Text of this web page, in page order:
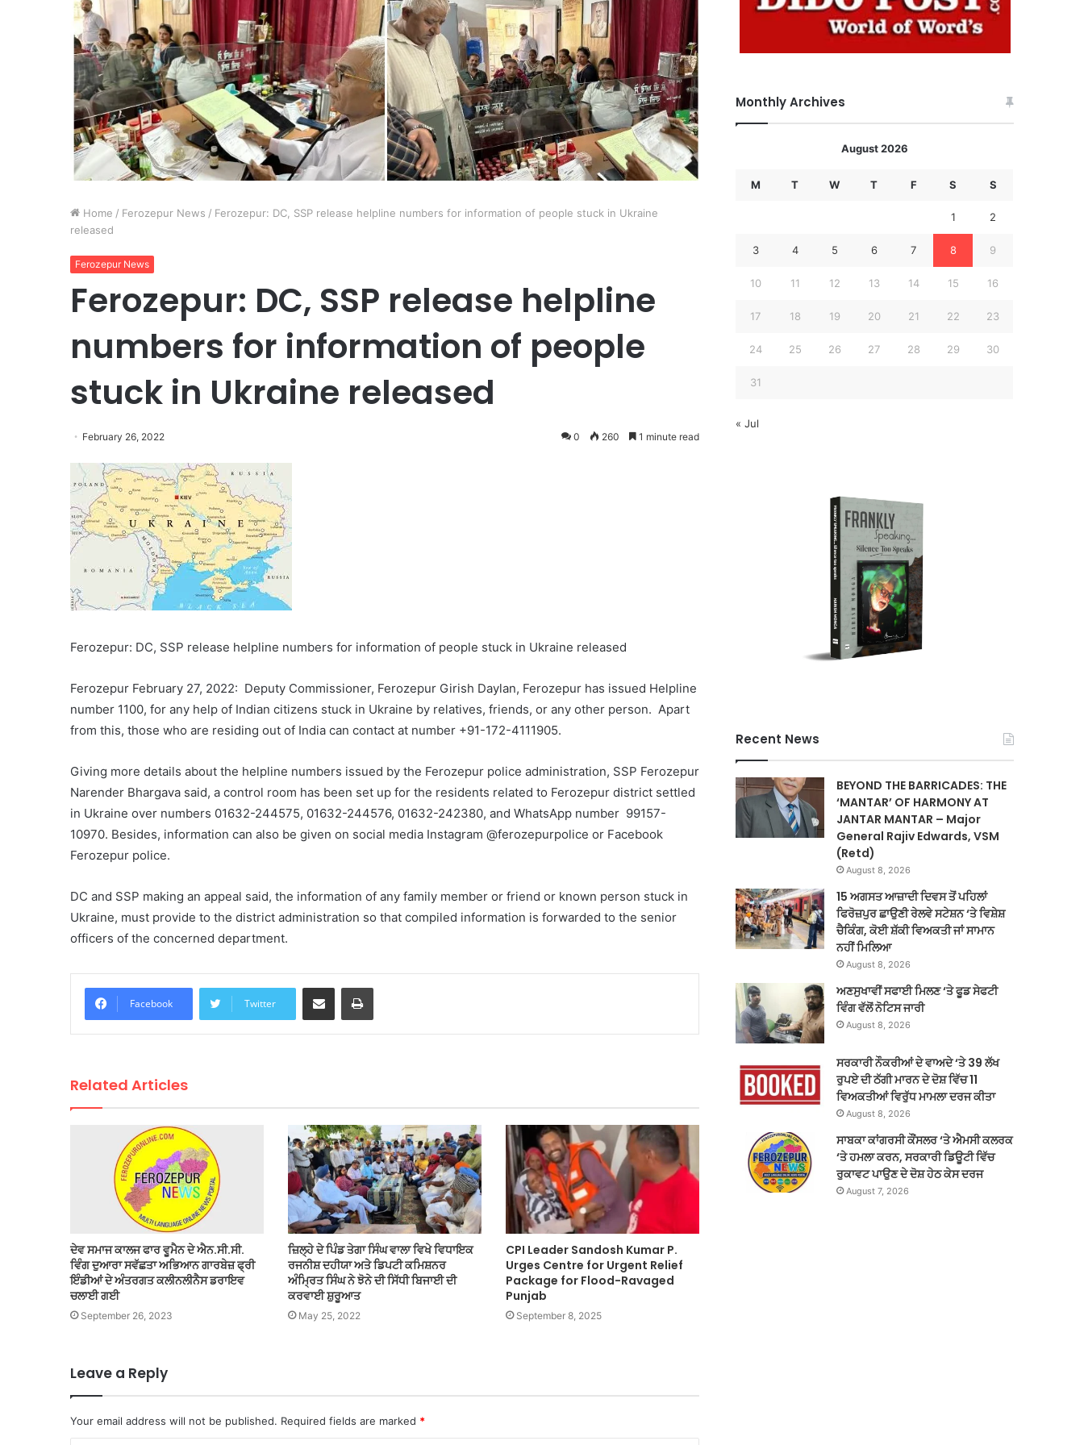
Home / Ferozepur News / Ferozepur: DC, SSP release helpline numbers for information of people stuck in Ukraine
released
Ferozepur News
Ferozepur: DC, SSP release helpline
numbers for information of people
stuck in Ukraine released
February 26, 2022 0 260 1 minute read
Ferozepur: DC, SSP release helpline numbers for information of people stuck in Ukraine released
Ferozepur February 27, 2022: Deputy Commissioner, Ferozepur Girish Daylan, Ferozepur has issued Helpline
number 1100, for any help of Indian citizens stuck in Ukraine by relatives, friends, or any other person. Apart
from this, those who are residing out of India can contact at number +91-172-4111905.
Giving more details about the helpline numbers issued by the Ferozepur police administration, SSP Ferozepur
Narender Bhargava said, a control room has been set up for the residents related to Ferozepur district settled
in Ukraine over numbers 01632-244575, 01632-244576, 01632-242380, and WhatsApp number 99157-
10970. Besides, information can also be given on social media Instagram @ferozepurpolice or Facebook
Ferozepur police.
DC and SSP making an appeal said, the information of any family member or friend or known person stuck in
Ukraine, must provide to the district administration so that compiled information is forwarded to the senior
officers of the concerned department.
Facebook Twitter
Share via Email Print
Related Articles
ਦੇਵ ਸਮਾਜ ਕਾਲਜ ਫਾਰ ਵੂਮੈਨ ਦੇ ਐਨ.ਸੀ.ਸੀ.
ਵਿੰਗ ਦੁਆਰਾ ਸਵੱਛਤਾ ਅਭਿਆਨ ਗਾਰਬੇਜ਼ ਫ੍ਰੀ
ਇੰਡੀਆਂ ਦੇ ਅੰਤਰਗਤ ਕਲੀਨਲੀਨੈਸ ਡਰਾਇਵ
ਚਲਾਈ ਗਈ
September 26, 2023
ਜ਼ਿਲ੍ਹੇ ਦੇ ਪਿੰਡ ਤੇਗਾ ਸਿੰਘ ਵਾਲਾ ਵਿਖੇ ਵਿਧਾਇਕ
ਰਜਨੀਸ਼ ਦਹੀਯਾ ਅਤੇ ਡਿਪਟੀ ਕਮਿਸ਼ਨਰ
ਅੰਮ੍ਰਿਤ ਸਿੰਘ ਨੇ ਝੋਨੇ ਦੀ ਸਿੱਧੀ ਬਿਜਾਈ ਦੀ
ਕਰਵਾਈ ਸ਼ੁਰੂਆਤ
May 25, 2022
CPI Leader Sandosh Kumar P.
Urges Centre for Urgent Relief
Package for Flood-Ravaged
Punjab
September 8, 2025
Leave a Reply
Your email address will not be published. Required fields are marked *
Monthly Archives
August 2026
M T W T F S S
1 2
3 4 5 6 7 8 9
10 11 12 13 14 15 16
17 18 19 20 21 22 23
24 25 26 27 28 29 30
31
« Jul
Recent News
BEYOND THE BARRICADES: THE
‘MANTAR’ OF HARMONY AT
JANTAR MANTAR – Major
General Rajiv Edwards, VSM
(Retd)
August 8, 2026
15 ਅਗਸਤ ਆਜ਼ਾਦੀ ਦਿਵਸ ਤੋਂ ਪਹਿਲਾਂ
ਫਿਰੋਜ਼ਪੁਰ ਛਾਉਣੀ ਰੇਲਵੇ ਸਟੇਸ਼ਨ ‘ਤੇ ਵਿਸ਼ੇਸ਼
ਚੈਕਿੰਗ, ਕੋਈ ਸ਼ੱਕੀ ਵਿਅਕਤੀ ਜਾਂ ਸਾਮਾਨ
ਨਹੀਂ ਮਿਲਿਆ
August 8, 2026
ਅਣਸੁਖਾਵੀਂ ਸਫਾਈ ਮਿਲਣ ‘ਤੇ ਫੂਡ ਸੇਫਟੀ
ਵਿੰਗ ਵੱਲੋਂ ਨੋਟਿਸ ਜਾਰੀ
August 8, 2026
ਸਰਕਾਰੀ ਨੌਕਰੀਆਂ ਦੇ ਵਾਅਦੇ ‘ਤੇ 39 ਲੱਖ
ਰੁਪਏ ਦੀ ਠੱਗੀ ਮਾਰਨ ਦੇ ਦੋਸ਼ ਵਿੱਚ 11
ਵਿਅਕਤੀਆਂ ਵਿਰੁੱਧ ਮਾਮਲਾ ਦਰਜ ਕੀਤਾ
August 8, 2026
ਸਾਬਕਾ ਕਾਂਗਰਸੀ ਕੌਂਸਲਰ ‘ਤੇ ਐਮਸੀ ਕਲਰਕ
‘ਤੇ ਹਮਲਾ ਕਰਨ, ਸਰਕਾਰੀ ਡਿਊਟੀ ਵਿੱਚ
ਰੁਕਾਵਟ ਪਾਉਣ ਦੇ ਦੋਸ਼ ਹੇਠ ਕੇਸ ਦਰਜ
August 7, 2026